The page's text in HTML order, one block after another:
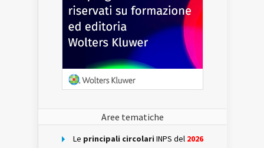
Aree tematiche
Le principali circolari INPS del 2026